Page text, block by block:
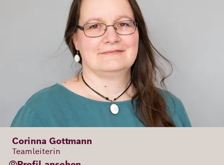
Corinna Gottmann
Teamleiterin